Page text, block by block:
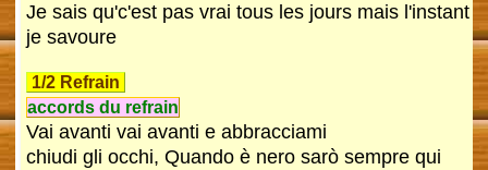
Je sais qu'c'est pas vrai tous les jours mais l'instant
je savoure
1/2 Refrain
accords du refrain
Vai avanti vai avanti e abbracciami
chiudi gli occhi, Quando è nero sarò sempre qui